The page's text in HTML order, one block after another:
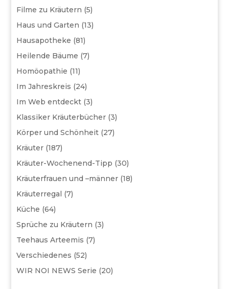
Filme zu Kräutern (5)
Haus und Garten (13)
Hausapotheke (81)
Heilende Bäume (7)
Homöopathie (11)
Im Jahreskreis (24)
Im Web entdeckt (3)
Klassiker Kräuterbücher (3)
Körper und Schönheit (27)
Kräuter (187)
Kräuter-Wochenend-Tipp (30)
Kräuterfrauen und –männer (18)
Kräuterregal (7)
Küche (64)
Sprüche zu Kräutern (3)
Teehaus Arteemis (7)
Verschiedenes (52)
WIR NOI NEWS Serie (20)